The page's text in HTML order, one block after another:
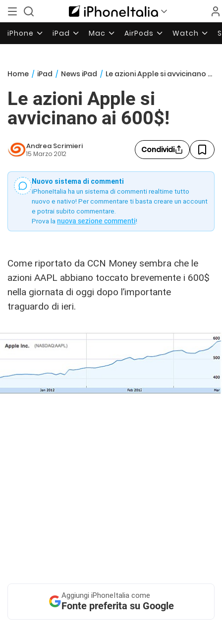
iPhone iPad Mac AirPods Watch
Home / iPad / News iPad / Le azioni Apple si avvicinano ai 600$!
Le azioni Apple si
avvicinano ai 600$!
Andrea Scrimieri
15 Marzo 2012 Condividi
Nuovo sistema di commenti
iPhoneItalia ha un sistema di commenti realtime tutto
nuovo e nativo! Per commentare ti basta creare un account
e potrai subito commentare.
Prova la nuova sezione commenti!
Come riportato da CCN Money sembra che le
azioni AAPL abbiano toccato brevemente i 600$
nella giornata di oggi dopo l’importante
traguardo di ieri.
Aggiungi iPhoneItalia come
Fonte preferita su Google